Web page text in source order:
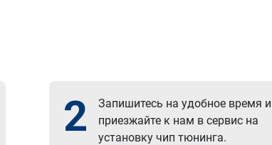
2
Запишитесь на удобное время и
приезжайте к нам в сервис на
установку чип тюнинга.